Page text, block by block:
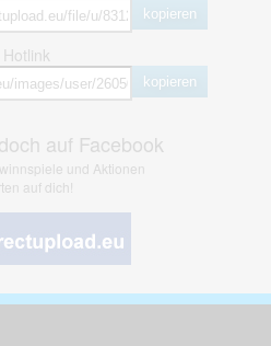
kopieren
Hotlink
kopieren
auf Facebook
und Aktionen
auf dich!